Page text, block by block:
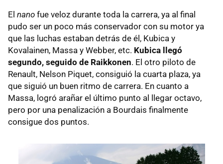
El nano fue veloz durante toda la carrera, ya al final
pudo ser un poco más conservador con su motor ya
que las luchas estaban detrás de él, Kubica y
Kovalainen, Massa y Webber, etc. Kubica llegó
segundo, seguido de Raikkonen. El otro piloto de
Renault, Nelson Piquet, consiguió la cuarta plaza, ya
que siguió un buen ritmo de carrera. En cuanto a
Massa, logró arañar el último punto al llegar octavo,
pero por una penalización a Bourdais finalmente
consigue dos puntos.